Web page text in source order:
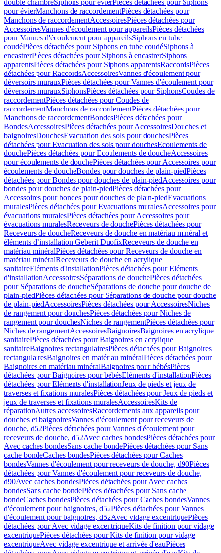
double chambreSiphons pour évierPièces détachées pour Siphons
pour évierManchons de raccordementPièces détachées pour
Manchons de raccordementAccessoiresPièces détachées pour
AccessoiresVannes d'écoulement pour appareilsPièces détachées
pour Vannes d'écoulement pour appareilsSiphons en tube
coudéPièces détachées pour Siphons en tube coudéSiphons à
encastrerPièces détachées pour Siphons à encastrerSiphons
apparentsPièces détachées pour Siphons apparentsRaccordsPièces
détachées pour RaccordsAccessoiresVannes d'écoulement pour
déversoirs murauxPièces détachées pour Vannes d'écoulement pour
déversoirs murauxSiphonsPièces détachées pour SiphonsCoudes de
raccordementPièces détachées pour Coudes de
raccordementManchons de raccordementPièces détachées pour
Manchons de raccordementBondesPièces détachées pour
BondesAccessoiresPièces détachées pour AccessoiresDouches et
baignoiresDouchesEvacuation des sols pour douchesPièces
détachées pour Evacuation des sols pour douchesEcoulements de
douchePièces détachées pour Ecoulements de doucheAccessoires
pour écoulements de douchePièces détachées pour Accessoires pour
écoulements de doucheBondes pour douches de plain-piedPièces
détachées pour Bondes pour douches de plain-piedAccessoires pour
bondes pour douches de plain-piedPièces détachées pour
Accessoires pour bondes pour douches de plain-piedEvacuations
muralesPièces détachées pour Evacuations muralesAccessoires pour
évacuations muralesPièces détachées pour Accessoires pour
évacuations muralesReceveurs de douchePièces détachées pour
Receveurs de doucheReceveurs de douche en matériau minéral et
éléments d’installation Geberit DuofixReceveurs de douche en
matériau minéralPièces détachées pour Receveurs de douche en
matériau minéralReceveurs de douche en acrylique
sanitaireEléments d'installationPièces détachées pour Eléments
d'installationAccessoiresSéparations de douchePièces détachées
pour Séparations de doucheSéparations de douche pour douche de
plain-piedPièces détachées pour Séparations de douche pour douche
de plain-piedAccessoiresPièces détachées pour AccessoiresNiches
de rangement pour douchesPièces détachées pour Niches de
rangement pour douchesNiches de rangementPièces détachées pour
Niches de rangementAccessoiresBaignoiresBaignoires en acrylique
sanitairePièces détachées pour Baignoires en acrylique
sanitaireBaignoires rectangulairesPièces détachées pour Baignoires
rectangulairesBaignoires en matériau minéralPièces détachées pour
Baignoires en matériau minéralBaignoires pour bébésPièces
détachées pour Baignoires pour bébésEléments d'installationPièces
détachées pour Eléments d'installationJeux de pieds et jeux de
traverses et fixations muralesPièces détachées pour Jeux de pieds et
jeux de traverses et fixations muralesAccessoiresKits de
réparationAutres accessoiresRaccordements aux appareils pour
douches et baignoiresVannes d'écoulement pour receveurs de
douche, d52Pièces détachées pour Vannes d'écoulement pour
receveurs de douche, d52Avec caches bondesPièces détachées pour
Avec caches bondesSans cache bondePièces détachées pour Sans
cache bondeCaches bondesPièces détachées pour Caches
bondesVannes d'écoulement pour receveurs de douche, d90Pièces
détachées pour Vannes d'écoulement pour receveurs de douche,
d90Avec caches bondesPièces détachées pour Avec caches
bondesSans cache bondePièces détachées pour Sans cache
bondeCaches bondesPièces détachées pour Caches bondesVannes
d'écoulement pour baignoires, d52Pièces détachées pour Vannes
d'écoulement pour baignoires, d52Avec vidage excentriquePièces
détachées pour Avec vidage excentriqueKits de finition pour vidage
excentriquePièces détachées pour Kits de finition pour vidage
excentriqueAvec vidage excentrique et arrivée d'eauPièces